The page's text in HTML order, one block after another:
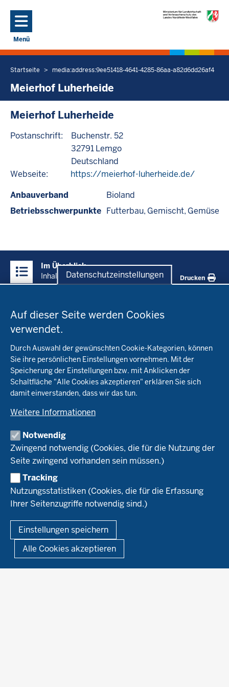
Datenschutzeinstellungen
Auf dieser Seite werden Cookies
verwendet.
Durch Auswahl der gewünschten Cookie-Kategorien, können
Sie ihre persönlichen Einstellungen vornehmen. Mit der
Speicherung der Einstellungen bzw. mit Anklicken der
Schaltfläche "Alle Cookies akzeptieren" erklären Sie sich
damit einverstanden, dass wir das tun.
Weitere Informationen
Notwendig
Zwingend notwendig (Cookies, die für die Nutzung der
Seite zwingend vorhanden sein müssen.)
Tracking
Nutzungsstatistiken (Cookies, die für die Erfassung
Ihrer Seitenzugriffe notwendig sind.)
Einstellungen speichern
Alle Cookies akzeptieren
Menü
Navigation aktivieren/deaktivieren: Hauptmenü
Sie
befinden
hier
Startseite media:address:9ee51418-4641-4285-86aa-a82d6dd26af4
Meierhof Luherheide
Meierhof Luherheide
Postanschrift:
Buchenstr. 52
32791Lemgo
Deutschland
Webseite:
https://meierhof-luherheide.de/
Anbauverband
Bioland
Betriebsschwerpunkte Futterbau Gemischt Gemüse
Inhalte
Im Überblick
Inhalt
Drucken
in
der
Fachinfo
Öko-Modellregionen NRW
Pflanzenbau
Tierhaltung
Markt
Umstellung
Recht
Beratung
Landwirtschaftskammer NRW
Bioland
Naturland
Versuche
Leitbetriebe Ökologischer Landbau
Versuchsbetriebe
WRRL-Modellbetriebe
Kontakte Versuchswesen
Aktuelles
Arbeitsschwerpunkte
Ökoschule in Kleve
Ausbildungsbetriebe
Berufsausbildung
Forschung
Projekte Ökoteam
Forschungsergebnisse
Service
Kontakt
Newsletter
Demonstrationsbetriebe Ökologischer Landbau
Links
Fußzeile
Impressum Datenschutzerklärung